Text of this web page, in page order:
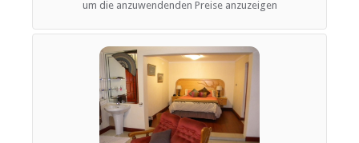
Catering (hausintern)
Internetverbindung (ADSL)
Internetverbindung (drahtlos)
Standardkonf. Ausrüstung
um die anzuwendenden Preise anzuzeigen